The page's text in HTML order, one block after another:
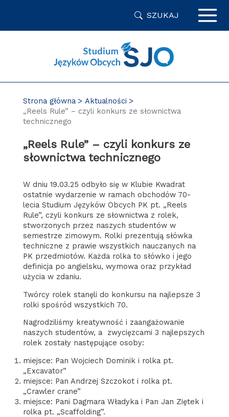
SZUKAJ
Strona główna
Aktualności
„Reels Rule” – czyli konkurs ze słownictwa
technicznego
„Reels Rule” – czyli konkurs ze
słownictwa technicznego
W dniu 19.03.25 odbyło się w Klubie Kwadrat
ostatnie wydarzenie w ramach obchodów 70-
lecia Studium Języków Obcych PK pt. „Reels
Rule”, czyli konkurs ze słownictwa z rolek,
stworzonych przez naszych studentów w
semestrze zimowym. Rolki prezentują słówka
techniczne z prawie wszystkich nauczanych na
PK przedmiotów. Każda rolka to słówko i jego
definicja po angielsku, wymowa oraz przykład
użycia w zdaniu.
Twórcy rolek stanęli do konkursu na najlepsze 3
rolki spośród wszystkich 70.
Nagrodziliśmy kreatywność i zaangażowanie
naszych studentów, a zwycięzcami 3 najlepszych
rolek zostały następujące osoby:
miejsce: Pan Wojciech Dominik i rolka pt.
„Excavator”
miejsce: Pan Andrzej Szczokot i rolka pt.
„Crawler crane”
miejsce: Pani Dagmara Władyka i Pan Jan Ziętek i
rolka pt. „Scaffolding”.